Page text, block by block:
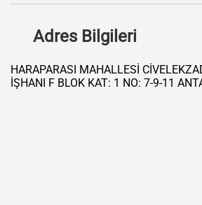
Adres Bilgileri
HARAPARASI MAHALLESİ
İŞHANI F BLOK KAT: 1 NO: 7-9-11